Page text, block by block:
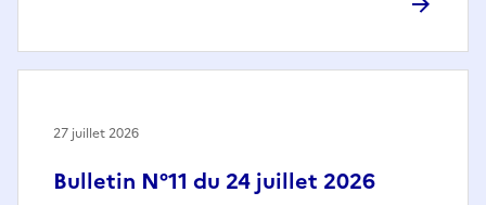
Bulletin N°11 du 24 juillet 2026
27 juillet 2026